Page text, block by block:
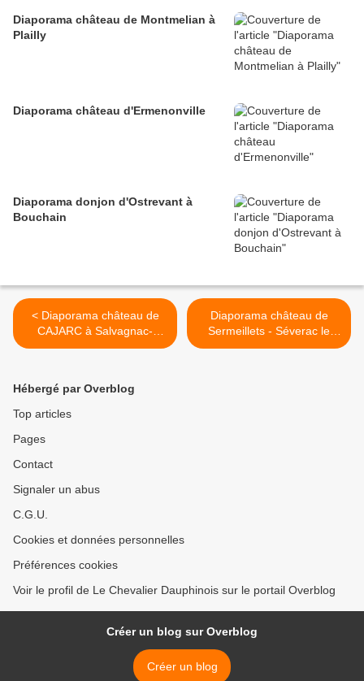
Diaporama château de Montmelian à
Plailly
Diaporama château d'Ermenonville
Diaporama donjon d'Ostrevant à
Bouchain
< Diaporama château de
CAJARC à Salvagnac-
Cajarc
Diaporama château de
Sermeillets - Séverac le
château >
Hébergé par Overblog
Top articles
Pages
Contact
Signaler un abus
C.G.U.
Cookies et données personnelles
Préférences cookies
Voir le profil de Le Chevalier Dauphinois sur le portail Overblog
Créer un blog sur Overblog
Créer un blog